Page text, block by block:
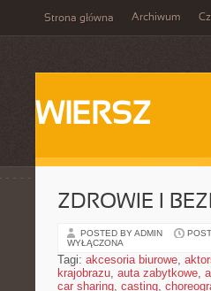
Strona główna Archiwum
WIERSZ
ZDROWIE I
POSTED BY ADMIN
WYŁĄCZONA
Tagi: akcesoria biurowe,
krajobrazu, auta zabytkowe,
car sharing, casting,